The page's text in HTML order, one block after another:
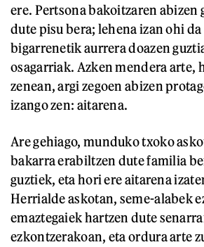
ere. Pertsona bakoitzaren abizen
dute pisu bera; lehena izan ohi
bigarrenetik aurrera doazen
osagarriak. Azken mendera arte,
zenean, argi zegoen abizen
izango zen: aitarena.
Are gehiago, munduko txoko
bakarra erabiltzen dute familia
guztiek, eta hori ere aitarena
Herrialde askotan, seme-alabek
emaztegaiek hartzen dute
ezkontzerakoan, eta ordura arte